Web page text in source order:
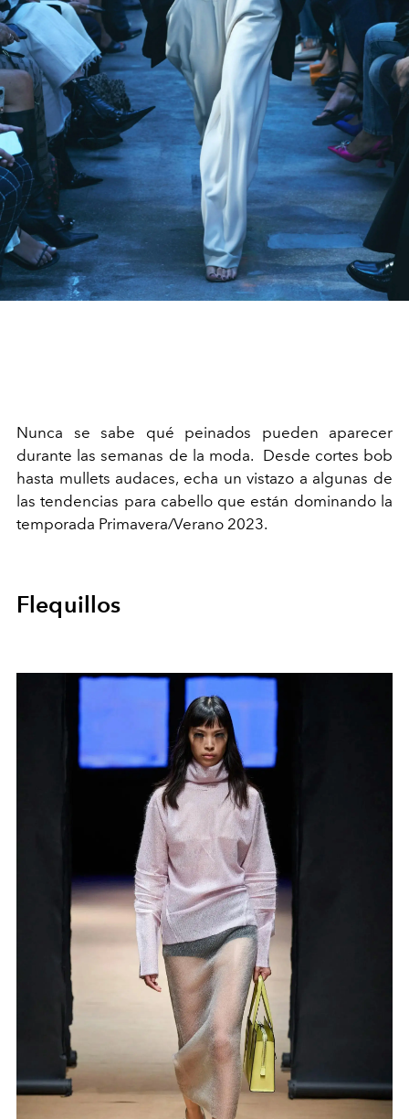
Nunca se sabe qué peinados pueden aparecer
durante las semanas de la moda. Desde cortes bob
hasta mullets audaces, echa un vistazo a algunas de
las tendencias para cabello que están dominando la
temporada Primavera/Verano 2023.
Flequillos